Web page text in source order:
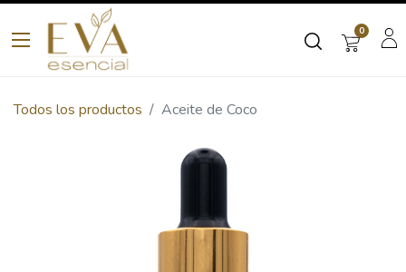
0
Todos los productos Aceite de Coco